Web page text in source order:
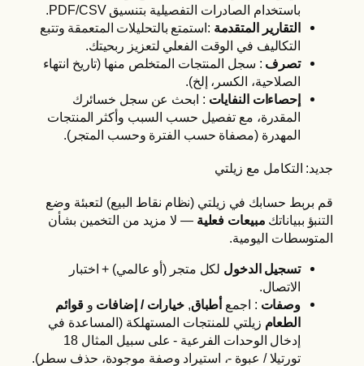
باستخدام الصادرات التفصيلية بتنسيق PDF/CSV.
التقارير المتقدمة :استمتع بالتحليلات المتعمقة وتتبع
التكاليف في الوقت الفعلي لتعزيز ربحيتك.
تصرف : سجل المنتجات المتخلص منها (تاريخ انتهاء
الصلاحية، الكسر، إلخ).
إحصاءات النفايات : ابحث عن سجل خسائرك
المقدرة، مع تفصيل حسب السبب وأكثر المنتجات
المهدرة (مصفاة حسب الفترة وحسب المتجر).
جديد: التكامل مع زيلتي
قم بربط حسابك في زيلتي (نظام نقاط البيع) لتعبئة وضع
التنبؤ ببياناتك مبيعات فعلية — لا مزيد من التخمين بشأن
المتوسطات اليومية.
تسجيل الدخول لكل متجر (أو عالمي) + اختبار
الاتصال.
وصفات : اجمع أطباق,خيارات / إضافات وقوائم
الطعام زيلتي للمنتجات المستهلكة (المساعدة في
إدخال الوحدات الفرعية - على سبيل المثال 18
تورتيلا / عبوة -، استيراد وصفة موجودة، حذف سطر).